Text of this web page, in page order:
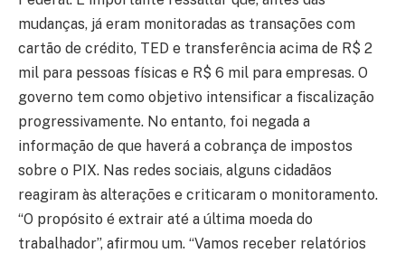
mudanças, já eram monitoradas as transações com
cartão de crédito, TED e transferência acima de R$ 2
mil para pessoas físicas e R$ 6 mil para empresas. O
governo tem como objetivo intensificar a fiscalização
progressivamente. No entanto, foi negada a
informação de que haverá a cobrança de impostos
sobre o PIX. Nas redes sociais, alguns cidadãos
reagiram às alterações e criticaram o monitoramento.
“O propósito é extrair até a última moeda do
trabalhador”, afirmou um. “Vamos receber relatórios